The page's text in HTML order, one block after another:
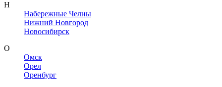
Н
Набережные Челны
Нижний Новгород
Новосибирск
О
Омск
Орел
Оренбург